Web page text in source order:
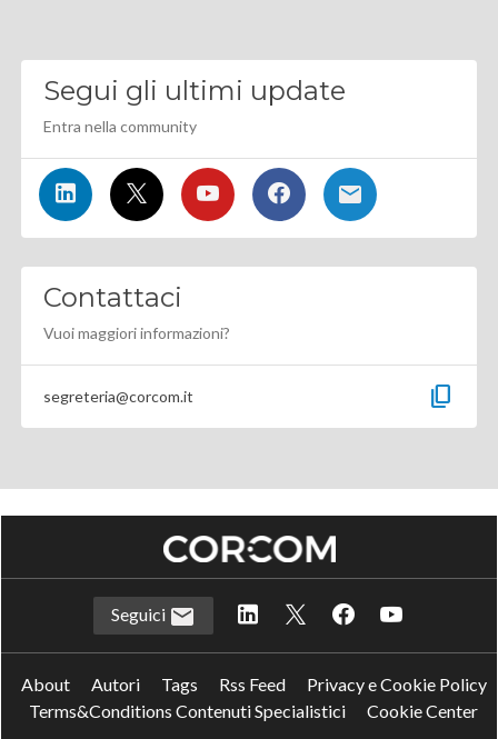
Segui gli ultimi update
Entra nella community
Contattaci
Vuoi maggiori informazioni?
segreteria@corcom.it content_copy
Seguici
About Autori Tags Rss Feed
Privacy e Cookie Policy
Terms&Conditions Contenuti Specialistici
Cookie Center